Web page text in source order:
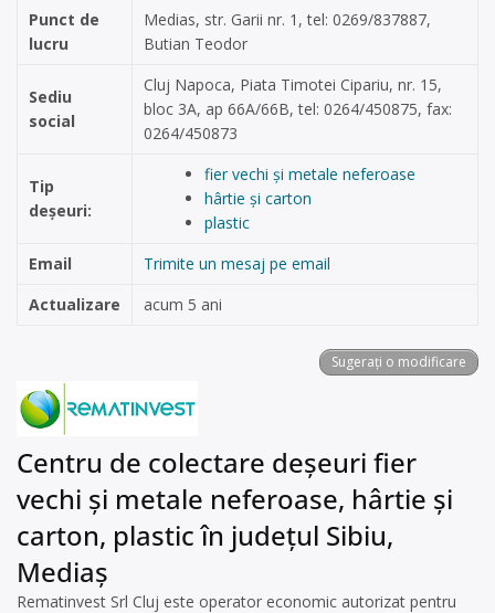
Punct de
lucru
Medias, str. Garii nr. 1, tel: 0269/837887,
Butian Teodor
Sediu
social
Cluj Napoca, Piata Timotei Cipariu, nr. 15,
bloc 3A, ap 66A/66B, tel: 0264/450875, fax:
0264/450873
Tip
deșeuri:
fier vechi și metale neferoase
hârtie și carton
plastic
Email
Trimite un mesaj pe email
Actualizare
acum 5 ani
Sugerați o modificare
Centru de colectare deșeuri fier
vechi și metale neferoase, hârtie și
carton, plastic în județul Sibiu,
Mediaș
Rematinvest Srl Cluj este operator economic autorizat pentru